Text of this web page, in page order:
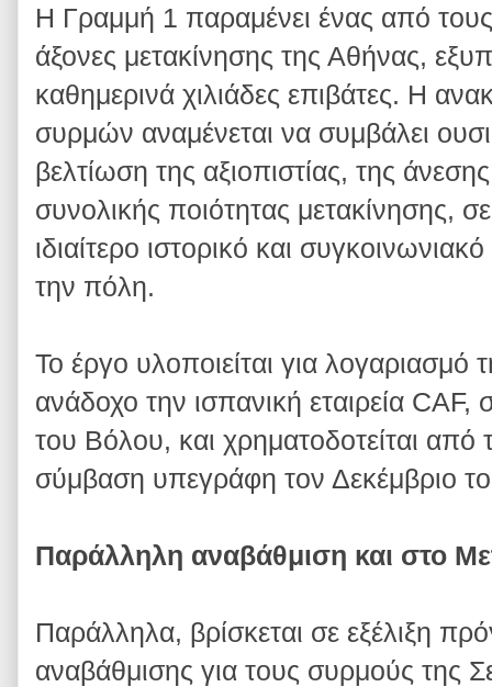
Η Γραμμή 1 παραμένει ένας από
άξονες μετακίνησης της Αθήνας,
καθημερινά χιλιάδες επιβάτες. Η
συρμών αναμένεται να συμβάλει
βελτίωση της αξιοπιστίας, της
συνολικής ποιότητας μετακίνησης,
ιδιαίτερο ιστορικό και
την πόλη.
Το έργο υλοποιείται για λογαριασμό
ανάδοχο την ισπανική εταιρεία CAF,
του Βόλου, και χρηματοδοτείται
σύμβαση υπεγράφη τον Δεκέμβριο
Παράλληλη αναβάθμιση και στο
Παράλληλα, βρίσκεται σε εξέλιξη
αναβάθμισης για τους συρμούς της